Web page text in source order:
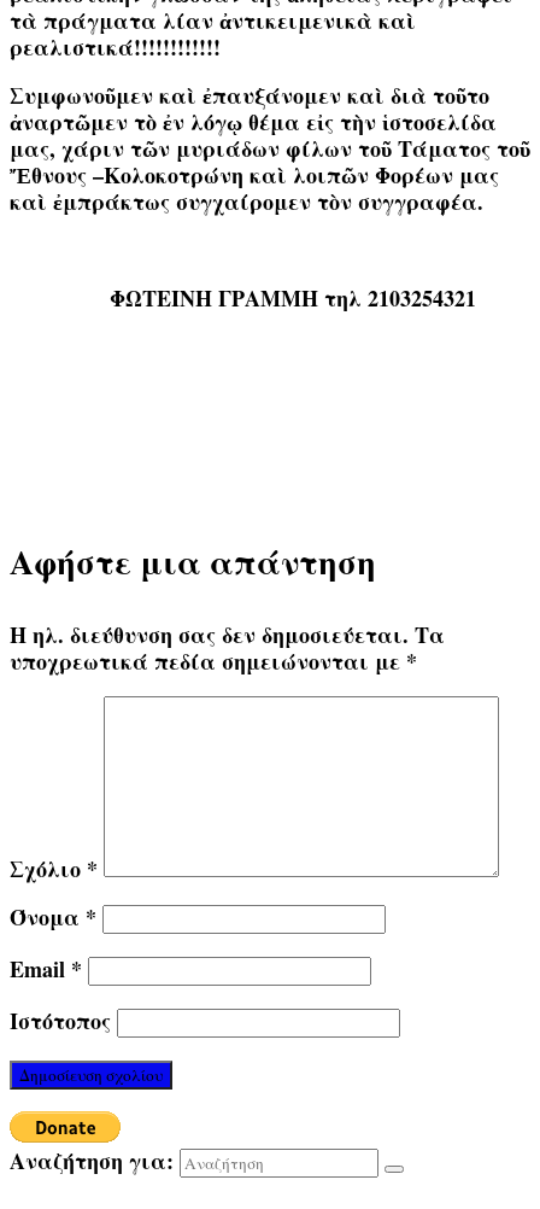
τὰ πράγματα λίαν ἀντικειμενικὰ καὶ
ρεαλιστικά!!!!!!!!!!!!
Συμφωνοῦμεν καὶ ἐπαυξάνομεν καὶ διὰ τοῦτο
ἀναρτῶμεν τὸ ἐν λόγῳ θέμα εἰς τὴν ἱστοσελίδα
μας, χάριν τῶν μυριάδων φίλων τοῦ Τάματος τοῦ
Ἔθνους –Κολοκοτρώνη καὶ λοιπῶν Φορέων μας
καὶ ἐμπράκτως συγχαίρομεν τὸν συγγραφέα.
ΦΩΤΕΙΝΗ ΓΡΑΜΜΗ τηλ 2103254321
Αφήστε μια απάντηση
Η ηλ. διεύθυνση σας δεν δημοσιεύεται. Τα
υποχρεωτικά πεδία σημειώνονται με *
Σχόλιο *
Όνομα *
Email *
Ιστότοπος
Αναζήτηση για: